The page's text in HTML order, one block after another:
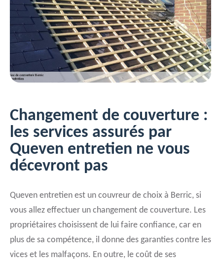
Changement de couverture :
les services assurés par
Queven entretien ne vous
décevront pas
Queven entretien est un couvreur de choix à Berric, si
vous allez effectuer un changement de couverture. Les
propriétaires choisissent de lui faire confiance, car en
plus de sa compétence, il donne des garanties contre les
vices et les malfaçons. En outre, le coût de ses